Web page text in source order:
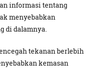
informasi tentang
menyebabkan
di dalamnya.
tekanan berlebih
kemasan